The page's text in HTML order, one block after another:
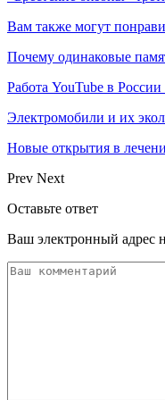
Вам также могут
Почему одинаковые
Работа YouTube в
Электромобили и их
Новые открытия в
Prev Next
Оставьте ответ
Ваш электронный адрес